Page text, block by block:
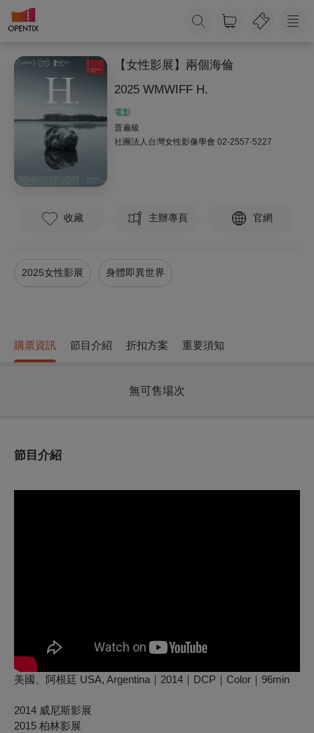
【女性影展】兩個海倫
2025 WMWIFF H.
電影
普遍級
社團法人台灣女性影像學會 02-2557-5227
收藏 主辦專頁 官網
2025女性影展 身體即異世界
購票資訊 節目介紹 折扣方案 重要須知
無可售場次
節目介紹
美國、阿根廷 USA, Argentina｜2014｜DCP｜Color｜96min
2014 威尼斯影展
2015 柏林影展